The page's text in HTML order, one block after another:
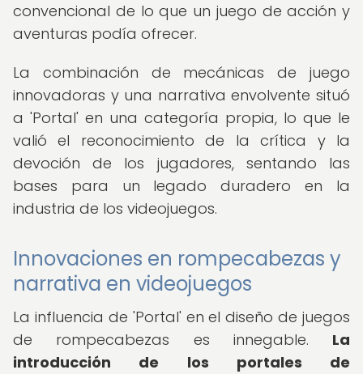
convencional de lo que un juego de acción y
aventuras podía ofrecer.
La combinación de mecánicas de juego
innovadoras y una narrativa envolvente situó
a 'Portal' en una categoría propia, lo que le
valió el reconocimiento de la crítica y la
devoción de los jugadores, sentando las
bases para un legado duradero en la
industria de los videojuegos.
Innovaciones en rompecabezas y
narrativa en videojuegos
La influencia de 'Portal' en el diseño de juegos
de rompecabezas es innegable. La
introducción de los portales de